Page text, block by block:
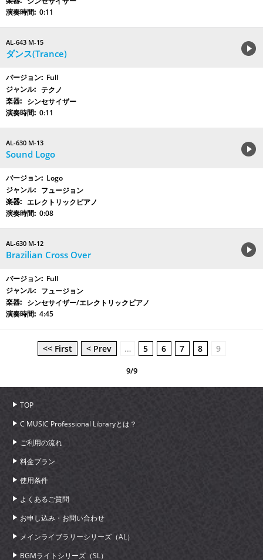
0:11
AL-643 M-15
ダンス(Trance)
Full
テクノ
シンセサイザー
0:11
AL-630 M-13
Sound Logo
Logo
フュージョン
エレクトリックピアノ
0:08
AL-630 M-12
Brazilian Cross Over
Full
フュージョン
シンセサイザー/エレクトリックピアノ
4:45
<< First < Prev … 5 6 7 8 9
9/9
TOP
C MUSIC Professional Libraryとは？
ご利用の流れ
料金プラン
使用条件
よくあるご質問
お申し込み・お問い合わせ
メインライブラリーシリーズ（AL）
BGMライトシリーズ（SL）